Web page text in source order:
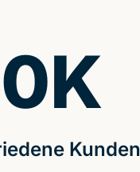
Kunden
0K